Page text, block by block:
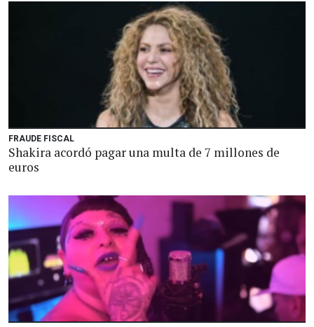
FRAUDE FISCAL
Shakira acordó pagar una multa de 7 millones de
euros